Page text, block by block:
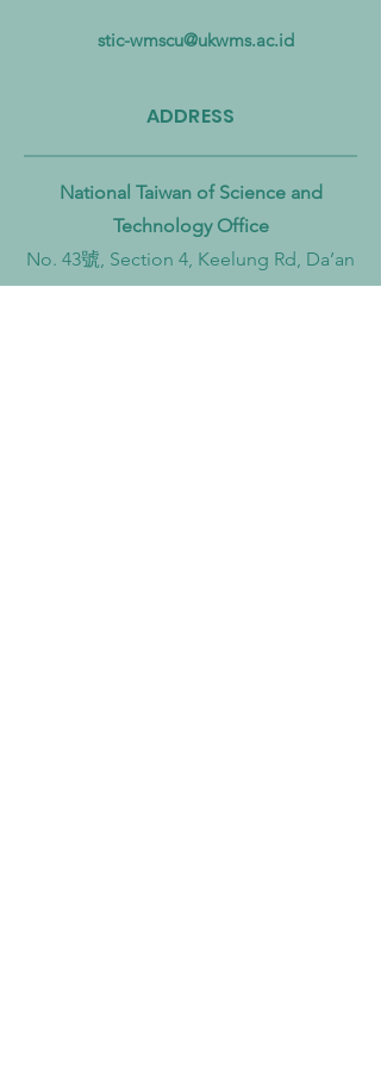
hingga Laut
stic-wmscu@ukwms.ac.id
ADDRESS
National Taiwan of Science and
Technology Office
No. 43號, Section 4, Keelung Rd, Da’an
District, Taipei City, Taiwan 106